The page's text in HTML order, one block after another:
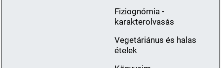
Fiziognómia -
karakterolvasás
Vegetáriánus és halas
ételek